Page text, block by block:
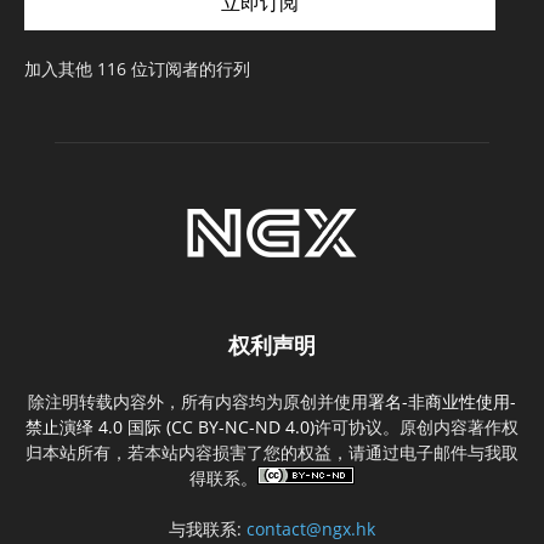
址
加入其他 116 位订阅者的行列
权利声明
除注明转载内容外，所有内容均为原创并使用署名-非商业性使用-
禁止演绎 4.0 国际 (CC BY-NC-ND 4.0)许可协议。原创内容著作权
归本站所有，若本站内容损害了您的权益，请通过电子邮件与我取
得联系。
与我联系: contact@ngx.hk